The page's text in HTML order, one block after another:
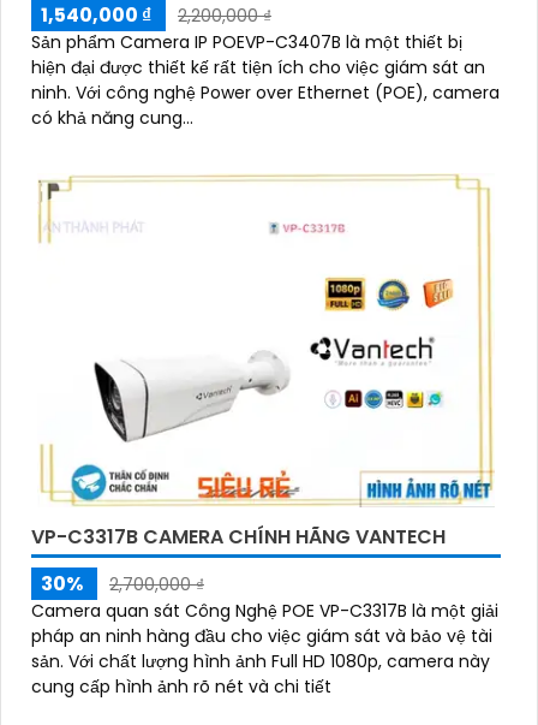
1,540,000 ₫
2,200,000 ₫
Sản phẩm Camera IP POEVP-C3407B là một thiết bị
hiện đại được thiết kế rất tiện ích cho việc giám sát an
ninh. Với công nghệ Power over Ethernet (POE), camera
có khả năng cung...
VP-C3317B CAMERA CHÍNH HÃNG VANTECH
30%
2,700,000 ₫
Camera quan sát Công Nghệ POE VP-C3317B là một giải
pháp an ninh hàng đầu cho việc giám sát và bảo vệ tài
sản. Với chất lượng hình ảnh Full HD 1080p, camera này
cung cấp hình ảnh rõ nét và chi tiết